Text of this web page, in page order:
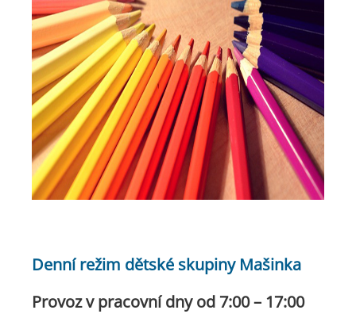
Denní režim dětské skupiny Mašinka
Provoz v pracovní dny od 7:00 – 17:00